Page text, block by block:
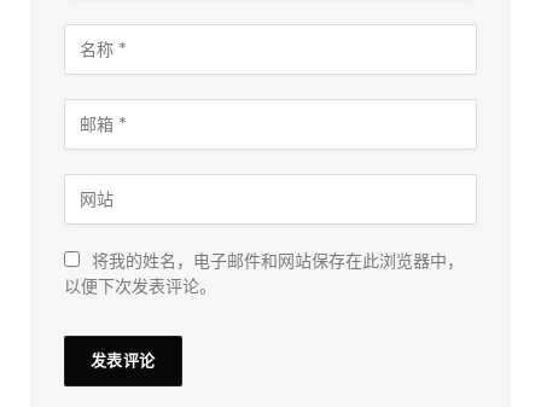
将我的姓名，电子邮件和网站保存在此浏览器中，
以便下次发表评论。